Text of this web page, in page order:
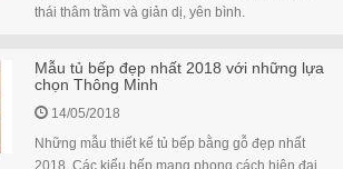
thái thâm trầm và giản dị, yên bình.
Mẫu tủ bếp đẹp nhất 2018 với những lựa
chọn Thông Minh
14/05/2018
Những mẫu thiết kế tủ bếp bằng gỗ đẹp nhất
2018. Các kiểu bếp mang phong cách hiện đại